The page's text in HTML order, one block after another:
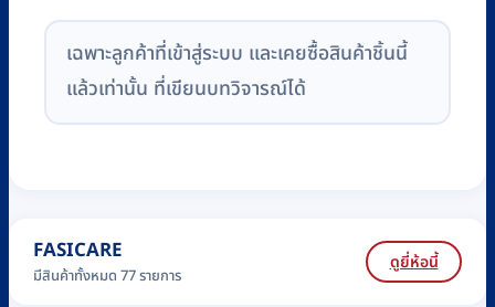
เฉพาะลูกค้าที่เข้าสู่ระบบ และเคยซื้อสินค้าชิ้นนี้
แล้วเท่านั้น ที่เขียนบทวิจารณ์ได้
FASICARE
มีสินค้าทั้งหมด 77 รายการ
ดูยี่ห้อนี้